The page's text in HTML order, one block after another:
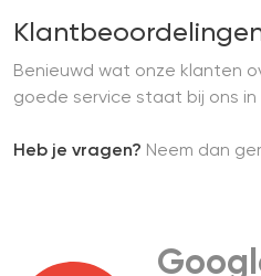
Benieuwd wat onze klanten
goede service staat bij ons
Heb je vragen? Neem dan